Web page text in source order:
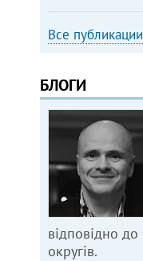
Все публикации
БЛОГИ
відповідно
округів.